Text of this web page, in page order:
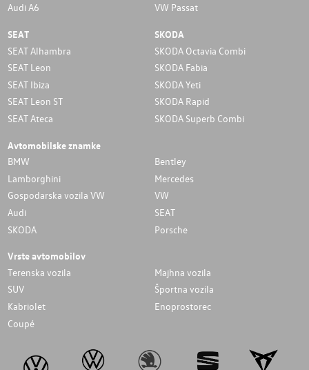
Audi A6
VW Passat
SEAT
SEAT Alhambra
SEAT Leon
SEAT Ibiza
SEAT Leon ST
SEAT Ateca
SKODA
SKODA Octavia Combi
SKODA Fabia
SKODA Yeti
SKODA Rapid
SKODA Superb Combi
Avtomobilske znamke
BMW
Bentley
Lamborghini
Mercedes
Gospodarska vozila VW
VW
Audi
SEAT
SKODA
Porsche
Vrste avtomobilov
Terenska vozila
Majhna vozila
SUV
Športna vozila
Kabriolet
Enoprostorec
Coupé